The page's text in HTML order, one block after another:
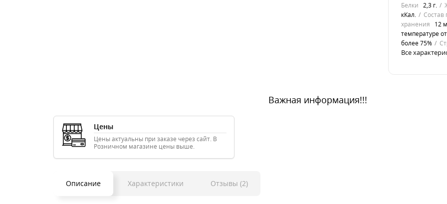
Белки 2,3 г.
кКал.
Состав
хранения
12
температуре
более 75%
Все
Важная информация!!!
Цены
Цены актуальны при заказе через сайт. В
Розничном магазине цены выше.
Описание Характеристики Отзывы (2)